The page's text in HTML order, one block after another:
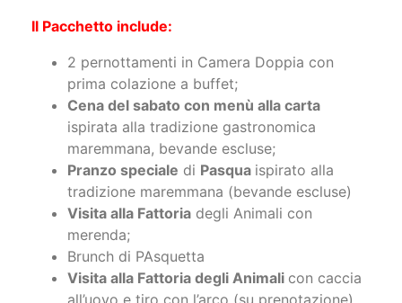
Il Pacchetto include:
2 pernottamenti in Camera Doppia con
prima colazione a buffet;
Cena del sabato con menù alla carta
ispirata alla tradizione gastronomica
maremmana, bevande escluse;
Pranzo speciale di Pasqua ispirato alla
tradizione maremmana (bevande escluse)
Visita alla Fattoria degli Animali con
merenda;
Brunch di PAsquetta
Visita alla Fattoria degli Animali con caccia
all’uovo e tiro con l’arco (su prenotazione)